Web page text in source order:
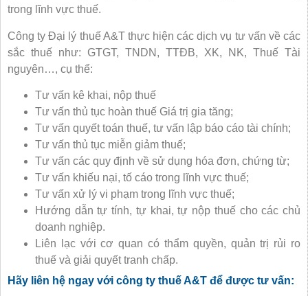
trong lĩnh vực thuế.
Công ty Đại lý thuế A&T thực hiện các dịch vụ tư vấn về các
sắc thuế như: GTGT, TNDN, TTĐB, XK, NK, Thuế Tài
nguyên…, cụ thể:
Tư vấn kê khai, nộp thuế
Tư vấn thủ tục hoàn thuế Giá trị gia tăng;
Tư vấn quyết toán thuế, tư vấn lập báo cáo tài chính;
Tư vấn thủ tục miễn giảm thuế;
Tư vấn các quy định về sử dụng hóa đơn, chứng từ;
Tư vấn khiếu nại, tố cáo trong lĩnh vực thuế;
Tư vấn xử lý vi phạm trong lĩnh vực thuế;
Hướng dẫn tự tính, tự khai, tự nộp thuế cho các chủ
doanh nghiệp.
Liên lạc với cơ quan có thẩm quyền, quản trị rủi ro
thuế và giải quyết tranh chấp.
Hãy liên hệ ngay với công ty thuế A&T để được tư vấn: